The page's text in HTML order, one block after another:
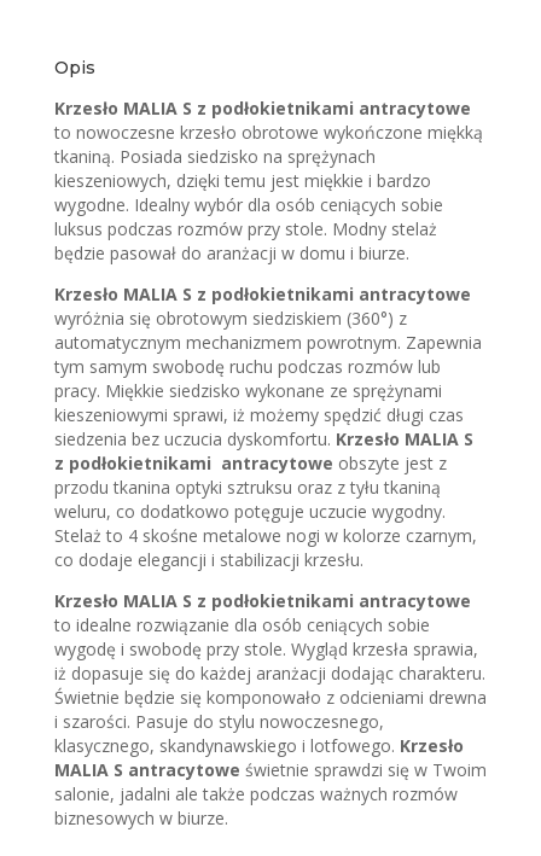
Opis
Krzesło MALIA S z podłokietnikami antracytowe
to nowoczesne krzesło obrotowe wykończone miękką
tkaniną. Posiada siedzisko na sprężynach
kieszeniowych, dzięki temu jest miękkie i bardzo
wygodne. Idealny wybór dla osób ceniących sobie
luksus podczas rozmów przy stole. Modny stelaż
będzie pasował do aranżacji w domu i biurze.
Krzesło MALIA S z podłokietnikami antracytowe
wyróżnia się obrotowym siedziskiem (360°) z
automatycznym mechanizmem powrotnym. Zapewnia
tym samym swobodę ruchu podczas rozmów lub
pracy. Miękkie siedzisko wykonane ze sprężynami
kieszeniowymi sprawi, iż możemy spędzić długi czas
siedzenia bez uczucia dyskomfortu. Krzesło MALIA S
z podłokietnikami antracytowe obszyte jest z
przodu tkanina optyki sztruksu oraz z tyłu tkaniną
weluru, co dodatkowo potęguje uczucie wygodny.
Stelaż to 4 skośne metalowe nogi w kolorze czarnym,
co dodaje elegancji i stabilizacji krzesłu.
Krzesło MALIA S z podłokietnikami antracytowe
to idealne rozwiązanie dla osób ceniących sobie
wygodę i swobodę przy stole. Wygląd krzesła sprawia,
iż dopasuje się do każdej aranżacji dodając charakteru.
Świetnie będzie się komponowało z odcieniami drewna
i szarości. Pasuje do stylu nowoczesnego,
klasycznego, skandynawskiego i lotfowego. Krzesło
MALIA S antracytowe świetnie sprawdzi się w Twoim
salonie, jadalni ale także podczas ważnych rozmów
biznesowych w biurze.